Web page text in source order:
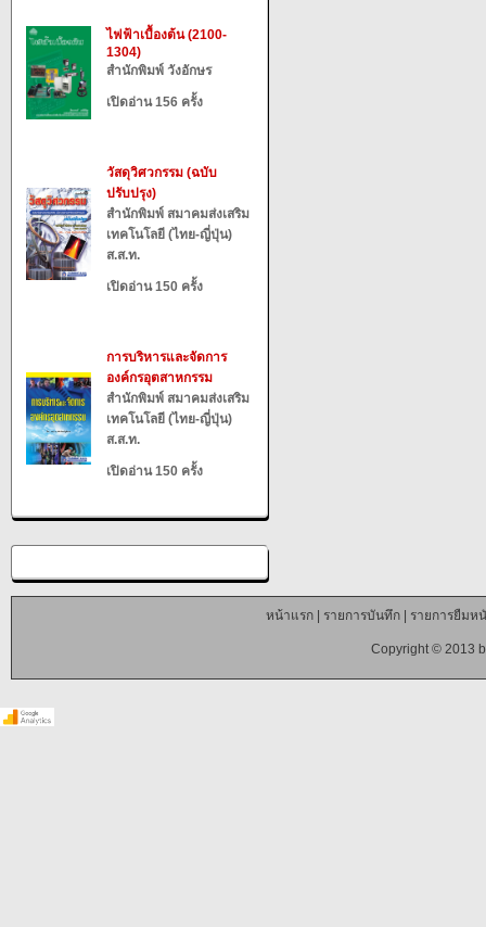
ไฟฟ้าเบื้องต้น (2100-
1304)
สำนักพิมพ์ วังอักษร
เปิดอ่าน 156 ครั้ง
วัสดุวิศวกรรม (ฉบับ
ปรับปรุง)
สำนักพิมพ์ สมาคมส่งเสริม
เทคโนโลยี (ไทย-ญี่ปุ่น)
ส.ส.ท.
เปิดอ่าน 150 ครั้ง
การบริหารและจัดการ
องค์กรอุตสาหกรรม
สำนักพิมพ์ สมาคมส่งเสริม
เทคโนโลยี (ไทย-ญี่ปุ่น)
ส.ส.ท.
เปิดอ่าน 150 ครั้ง
หน้าแรก| รายการบันทึก| รายการยืมห
Copyright © 2013